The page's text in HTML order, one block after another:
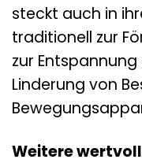
steckt auch in
traditionell zur
zur
Linderung von
Weitere